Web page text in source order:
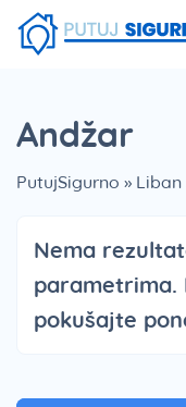
Andžar
PutujSigurno » Liban
Nema
parametrima.
pokušajte